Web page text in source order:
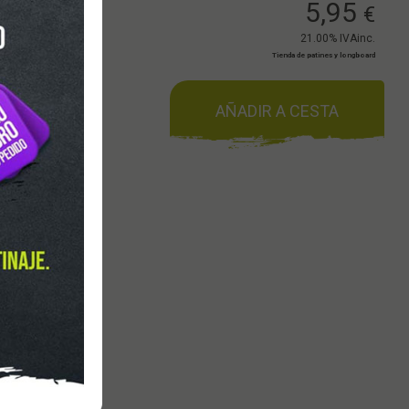
5,95 €
21.00% IVAinc.
Tienda de patines y longboard
AÑADIR A CESTA